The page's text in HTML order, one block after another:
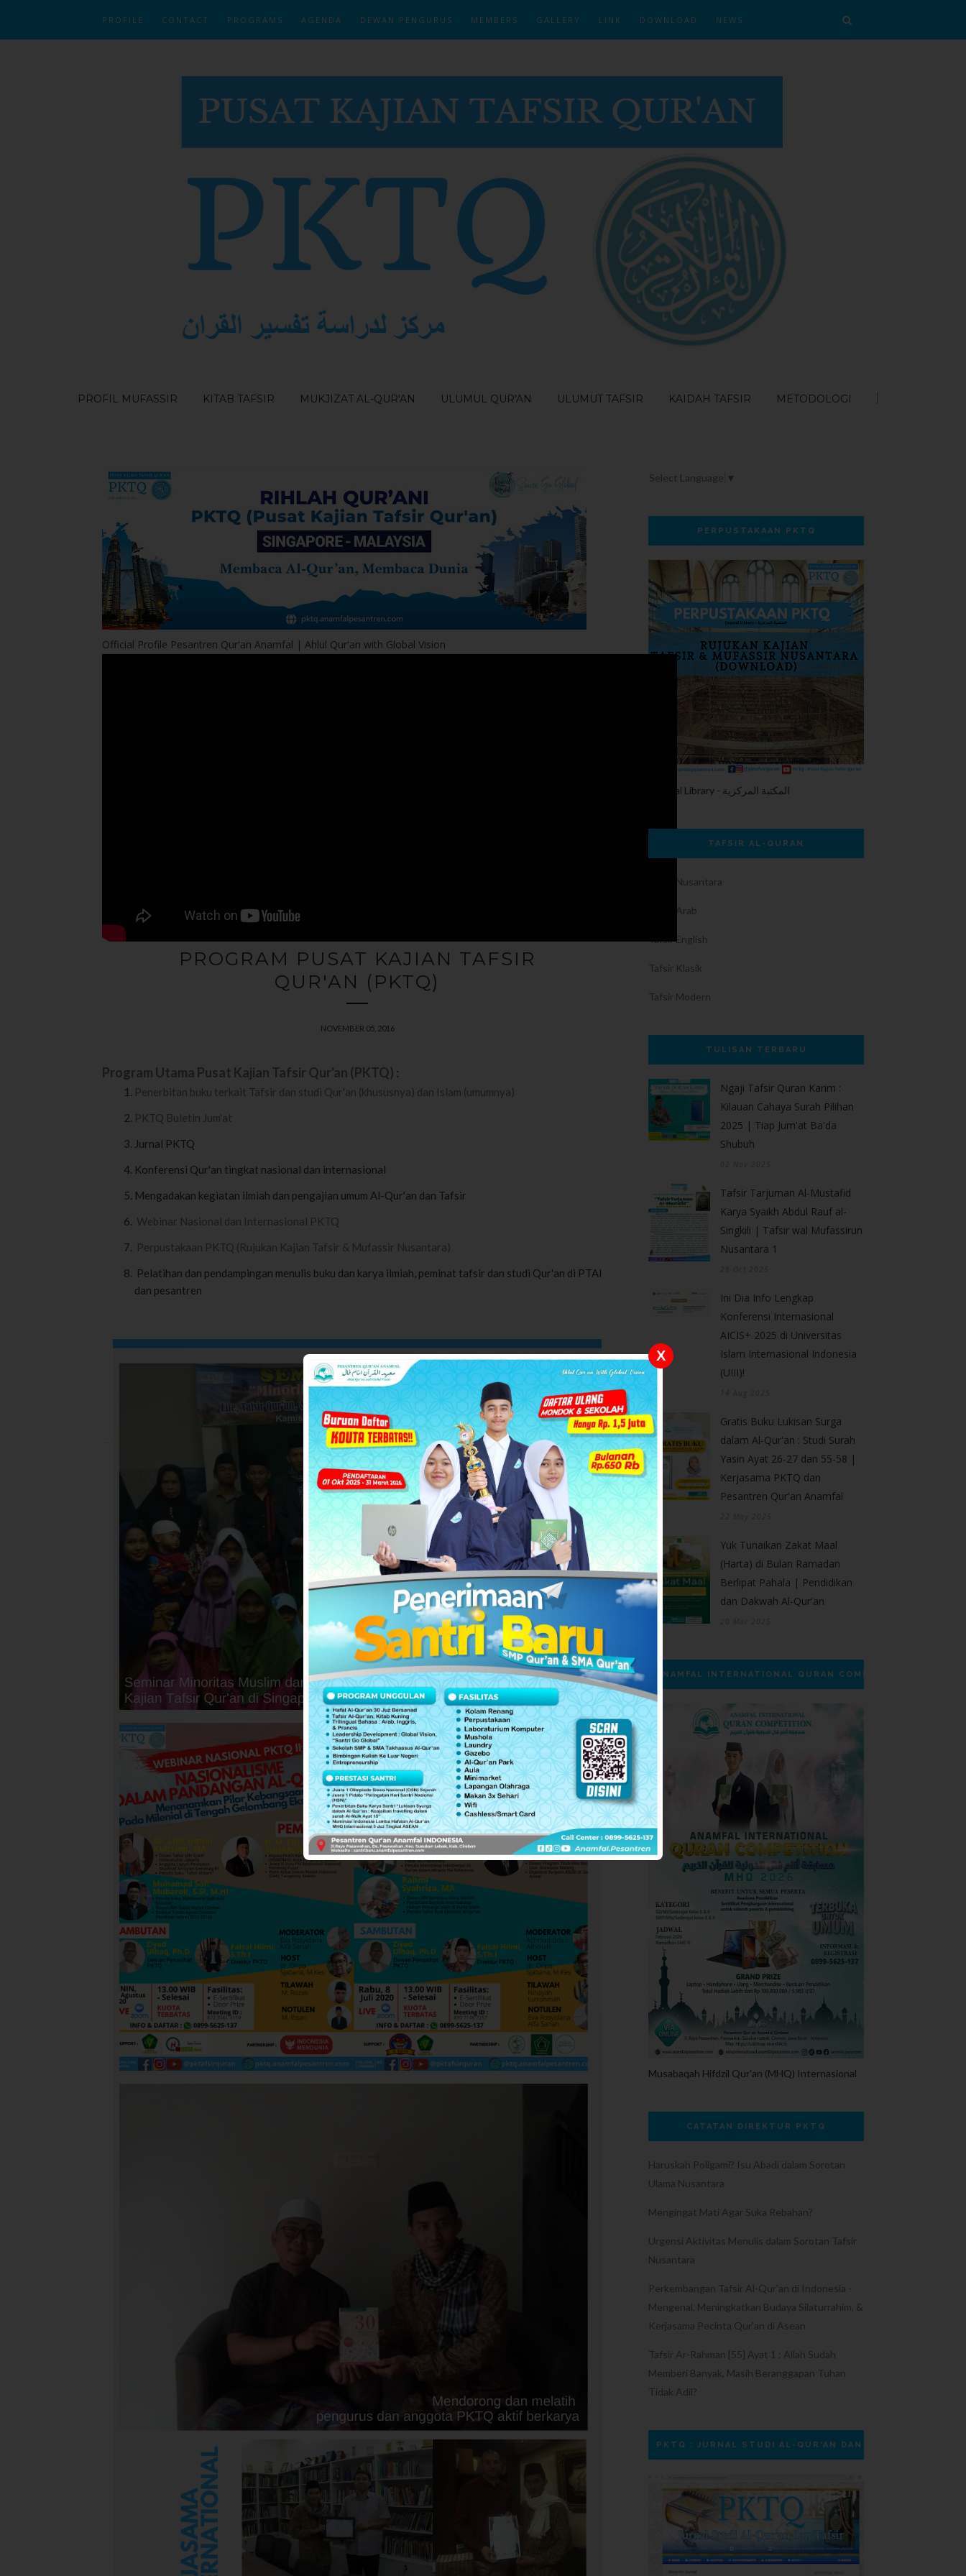
PROFILE CONTACT PROGRAMS AGENDA DEWAN PENGURUS MEMBERS GALLERY LINK DOWNLOAD NEWS
PROFIL MUFASSIR KITAB TAFSIR MUKJIZAT AL-QUR'AN ULUMUL QUR'AN ULUMUT TAFSIR KAIDAH TAFSIR METODOLOGI
Official Profile Pesantren Qur'an Anamfal | Ahlul Qur'an with Global Vision
PROGRAM PUSAT KAJIAN TAFSIR
QUR'AN (PKTQ)
NOVEMBER 05, 2016
Program Utama Pusat Kajian Tafsir Qur'an (PKTQ) :
Penerbitan buku terkait Tafsir dan studi Qur'an (khususnya) dan Islam (umumnya)
PKTQ Buletin Jum'at
Jurnal PKTQ
Konferensi Qur'an tingkat nasional dan internasional
Mengadakan kegiatan ilmiah dan pengajian umum Al-Qur'an dan Tafsir
Webinar Nasional dan Internasional PKTQ
Perpustakaan PKTQ (Rujukan Kajian Tafsir & Mufassir Nusantara)
Pelatihan dan pendampingan menulis buku dan karya ilmiah, peminat tafsir dan studi Qur'an di PTAI
dan pesantren
Select Language ▼
PERPUSTAKAAN PKTQ
Central Library - المكتبة المركزية
TAFSIR AL-QURAN
Tafsir Nusantara
Tafsir Arab
Tafsir English
Tafsir Klasik
Tafsir Modern
TULISAN TERBARU
Ngaji Tafsir Quran Karim :
Kilauan Cahaya Surah Pilihan
2025 | Tiap Jum'at Ba'da
Shubuh
Tafsir Tarjuman Al-Mustafid
Karya Syaikh Abdul Rauf al-
Singkili | Tafsir wal Mufassirun
Nusantara 1
Ini Dia Info Lengkap
Konferensi Internasional
AICIS+ 2025 di Universitas
Islam Internasional Indonesia
(UIII)!
Gratis Buku Lukisan Surga
dalam Al-Qur'an : Studi Surah
Yasin Ayat 26-27 dan 55-58 |
Kerjasama PKTQ dan
Pesantren Qur'an Anamfal
Yuk Tunaikan Zakat Maal
(Harta) di Bulan Ramadan
Berlipat Pahala | Pendidikan
dan Dakwah Al-Qur'an
ANAMFAL INTERNATIONAL QURAN COMPETITION | MHQ
Musabaqah Hifdzil Qur'an (MHQ) Internasional
CATATAN DIREKTUR PKTQ
Haruskah Poligami? Isu Abadi dalam Sorotan
Ulama Nusantara
Mengingat Mati Agar Suka Rebahan?
Urgensi Aktivitas Menulis dalam Sorotan Tafsir
Nusantara
Perkembangan Tafsir Al-Qur'an di Indonesia -
Mengenal, Meningkatkan Budaya Silaturrahim, &
Kerjasama Pecinta Qur'an di Asean
Tafsir Ar-Rahman [55] Ayat 1 : Allah Sudah
Memberi Banyak, Masih Beranggapan Tuhan
Tidak Adil?
PKTQ : JURNAL STUDI AL-QUR'AN DAN TAFSIR
X